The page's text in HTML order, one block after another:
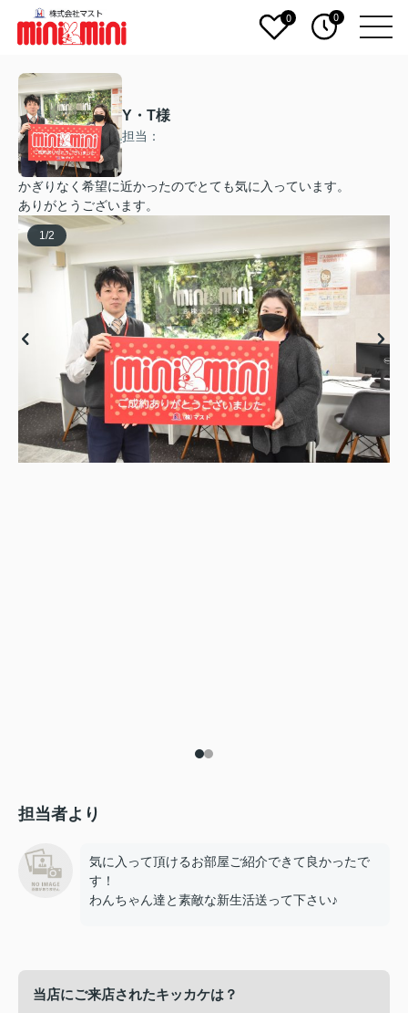
0 0
Y・T様
担当：
かぎりなく希望に近かったのでとても気に入っています。
ありがとうございます。
1 /2
担当者より
気に入って頂けるお部屋ご紹介できて良かったで
す！
わんちゃん達と素敵な新生活送って下さい♪
当店にご来店されたキッカケは？